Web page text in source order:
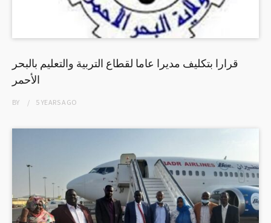
قرارا بتكليف مديرا عاما لقطاع التربية والتعليم بالبحر
الأحمر
BY 5 YEARSAGO